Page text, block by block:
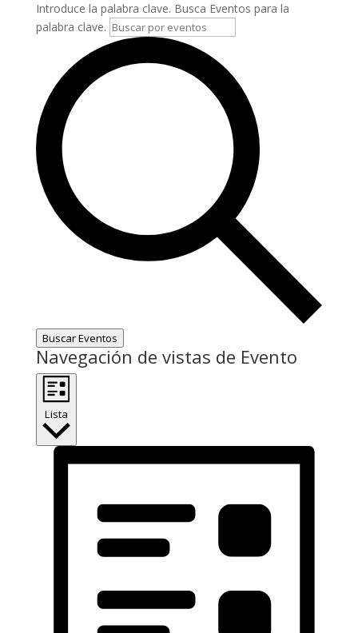
Introduce la palabra clave. Busca Eventos para la
palabra clave.
Buscar Eventos
Navegación de vistas de Evento
Lista